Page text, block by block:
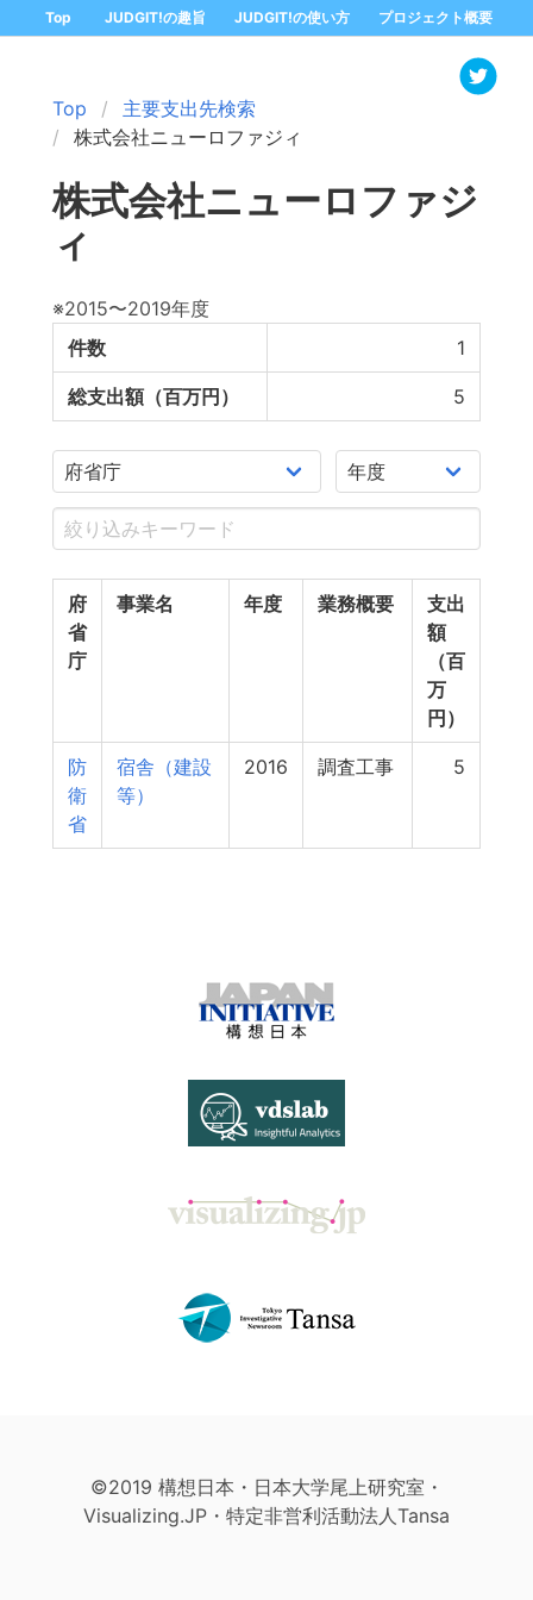
Top JUDGIT!の趣旨 JUDGIT!の使い方 プロジェクト概要
Top
主要支出先検索
株式会社ニューロファジィ
株式会社ニューロファジ
ィ
※2015〜2019年度
件数
1
総支出額（百万円） 5
府
省
庁
事業名 年度 業務概要
支出
額
（百
万
円）
防
衛
省
宿舎（建設
等）
2016 調査工事 5
©2019 構想日本・日本大学尾上研究室・
Visualizing.JP・特定非営利活動法人Tansa